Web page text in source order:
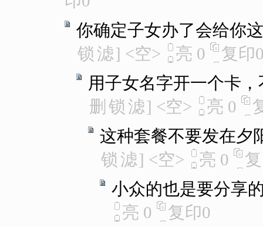
你确定子女办了会给你
锁 滤] <空> 亮 0 复印
用子女名字开一个卡
删 锁 滤] <空> 亮 0
这种套餐不要发在夕
锁 滤] <空> 亮 0
小众的也是要分享
亮 0 复印0